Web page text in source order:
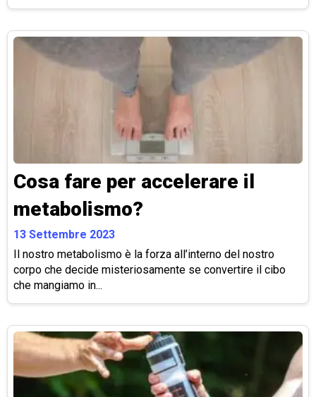
Cosa fare per accelerare il
metabolismo?
13 Settembre 2023
Il nostro metabolismo è la forza all’interno del nostro
corpo che decide misteriosamente se convertire il cibo
che mangiamo in...